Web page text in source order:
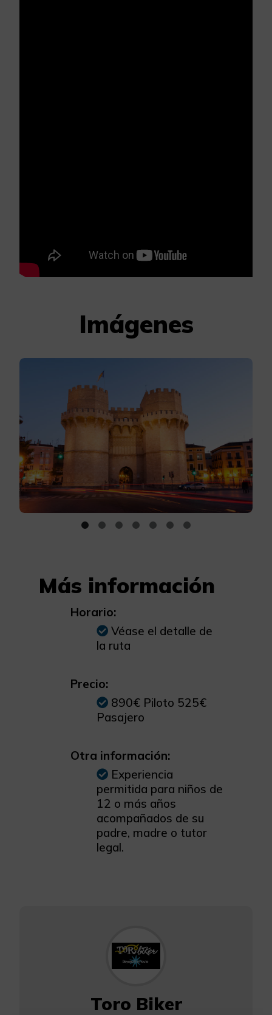
Imágenes
Más información
Horario:
Véase el detalle de
la ruta
Precio:
890€ Piloto 525€
Pasajero
Otra información:
Experiencia
permitida para niños de
12 o más años
acompañados de su
padre, madre o tutor
legal.
Toro Biker